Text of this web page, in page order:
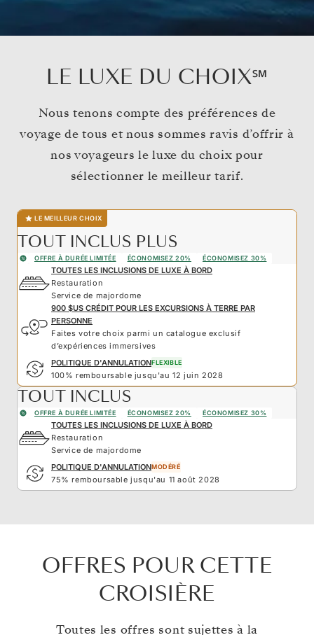
LE LUXE DU CHOIX℠
Nous tenons compte des préférences de
voyage de tous et nous sommes ravis d’offrir à
nos voyageurs le luxe du choix pour
sélectionner le meilleur tarif.
LE MEILLEUR CHOIX
TOUT INCLUS PLUS
OFFRE À DURÉE LIMITÉE ÉCONOMISEZ 20% ÉCONOMISEZ 30%
TOUTES LES INCLUSIONS DE LUXE À BORD
Restauration
Service de majordome
900 $US CRÉDIT POUR LES EXCURSIONS À TERRE PAR
PERSONNE
Faites votre choix parmi un catalogue exclusif
d’expériences immersives
POLITIQUE D'ANNULATIONFLEXIBLE
100% remboursable jusqu'au 12 juin 2028
TOUT INCLUS
OFFRE À DURÉE LIMITÉE ÉCONOMISEZ 20% ÉCONOMISEZ 30%
TOUTES LES INCLUSIONS DE LUXE À BORD
Restauration
Service de majordome
POLITIQUE D'ANNULATIONMODÉRÉ
75% remboursable jusqu'au 11 août 2028
OFFRES POUR CETTE
CROISIÈRE
Toutes les offres sont sujettes à la